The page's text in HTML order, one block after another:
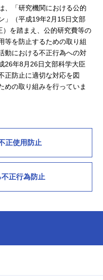
、「研究機関における公的
」（平成19年2月15日文部
を踏まえ、公的研究費等の
等を防止するための取り組
動における不正行為への対
26年8月26日文部科学大臣
正防止に適切な対応を図
めの取り組みを行っていま
正使用防止
正行為防止